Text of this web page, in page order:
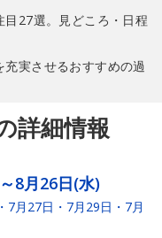
目27選。見どころ・日程
充実させるおすすめの過
詳細情報
8月26日(水)
7月27日・7月29日・7月